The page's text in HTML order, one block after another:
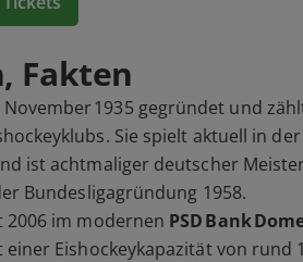
Fakten
November 1935 gegründet und
Sie spielt aktuell in der
ist achtmaliger deutscher
Bundesligagründung 1958.
2006 im modernen PSD Bank
Eishockeykapazität von rund